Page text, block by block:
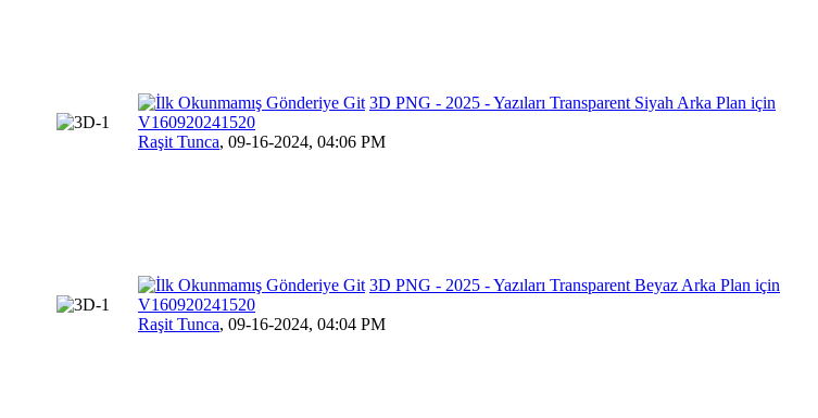
3D PNG - 2025 - Yazıları Transparent Siyah Arka Plan için
V160920241520
Raşit Tunca, 09-16-2024, 04:06 PM
3D PNG - 2025 - Yazıları Transparent Beyaz Arka Plan için
V160920241520
Raşit Tunca, 09-16-2024, 04:04 PM